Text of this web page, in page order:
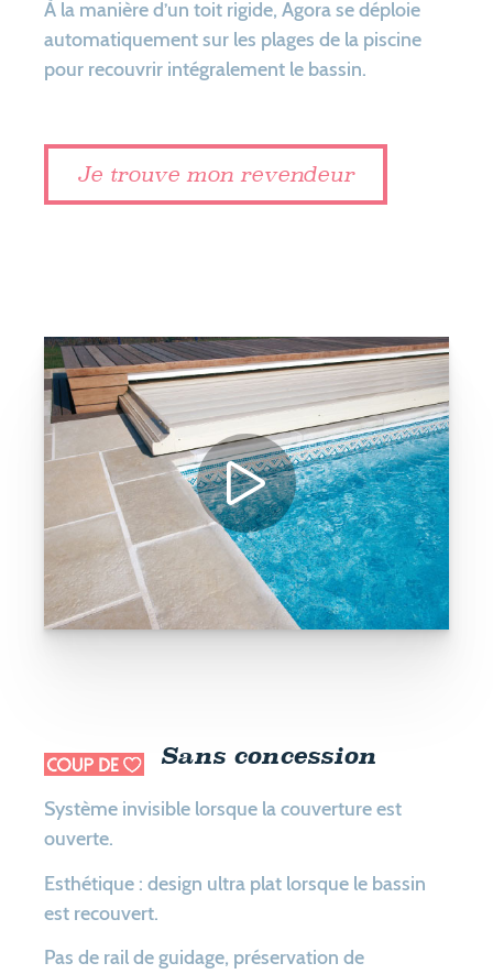
À la manière d’un toit rigide, Agora se déploie
automatiquement sur les plages de la piscine
pour recouvrir intégralement le bassin.
Je trouve mon revendeur
Sans concession
Système invisible lorsque la couverture est
ouverte.
Esthétique : design ultra plat lorsque le bassin
est recouvert.
Pas de rail de guidage, préservation de